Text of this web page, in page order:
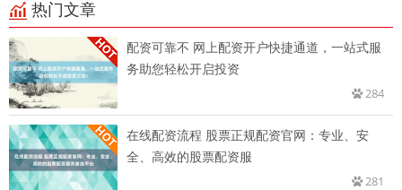
热门文章
配资可靠不 网上配资开户快捷通道，一站式服
务助您轻松开启投资
284
在线配资流程 股票正规配资官网：专业、安
全、高效的股票配资服
281